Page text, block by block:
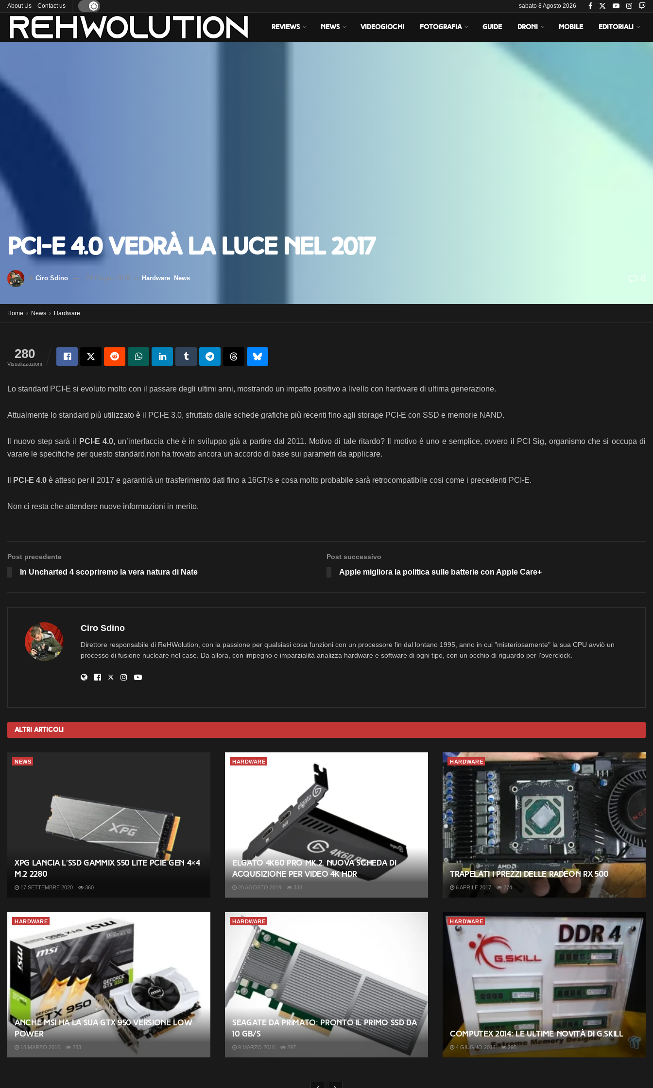
About Us Contact us sabato 8 Agosto 2026
REVIEWS NEWS VIDEOGIOCHI FOTOGRAFIA GUIDE DRONI MOBILE EDITORIALI
PCI-E 4.0 vedrà la luce nel 2017
di Ciro Sdino 29 Giugno 2015 in Hardware News 0
Home News Hardware
280
Visualizzazioni
Lo standard PCI-E si evoluto molto con il passare degli ultimi anni, mostrando un impatto positivo a livello con hardware di ultima generazione.
Attualmente lo standard più utilizzato è il PCI-E 3.0, sfruttato dalle schede grafiche più recenti fino agli storage PCI-E con SSD e memorie NAND.
Il nuovo step sarà il PCI-E 4.0, un’interfaccia che è in sviluppo già a partire dal 2011. Motivo di tale ritardo? Il motivo è uno e semplice, ovvero il PCI Sig, organismo che si occupa di
varare le specifiche per questo standard,non ha trovato ancora un accordo di base sui parametri da applicare.
PCI-E 4.0 è atteso per il 2017 e garantirà un trasferimento dati fino a 16GT/s e cosa molto probabile sarà retrocompatibile cosi come i precedenti PCI-E.
Non ci resta che attendere nuove informazioni in merito.
Post precedente
In Uncharted 4 scopriremo la vera natura di Nate
Post successivo
Apple migliora la politica sulle batterie con Apple Care+
Ciro Sdino
Direttore responsabile di ReHWolution, con la passione per qualsiasi cosa funzioni con un processore fin dal lontano 1995, anno in cui "misteriosamente" la sua CPU avviò un
processo di fusione nucleare nel case. Da allora, con impegno e imparzialità analizza hardware e software di ogni tipo, con un occhio di riguardo per l'overclock.
Altri Articoli
NEWS
XPG lancia l’SSD GAMMIX S50 Lite PCIe Gen 4×4
M.2 2280
17 SETTEMBRE 2020 360
HARDWARE
Elgato 4K60 Pro MK.2, nuova scheda di
acquisizione per video 4K HDR
20 AGOSTO 2019 338
HARDWARE
Trapelati i prezzi delle Radeon RX 500
6 APRILE 2017 274
HARDWARE
Anche MSI ha la sua GTX 950 versione Low
Power
18 MARZO 2016 283
HARDWARE
Seagate da primato: pronto il primo SSD da
10 GB/s
9 MARZO 2016 297
HARDWARE
Computex 2014: le ultime novità di G.Skill
4 GIUGNO 2014 295